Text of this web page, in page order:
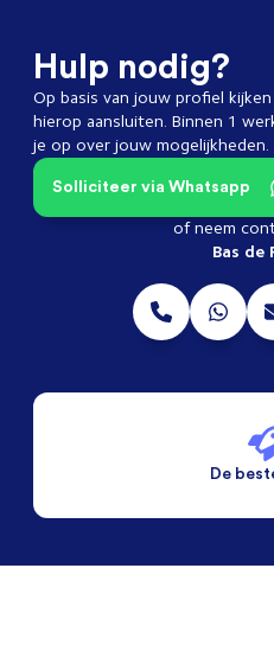
Hulp nodig?
Op basis van jouw profiel
hierop aansluiten. Binnen 1
je op over jouw mogelijkheden.
Solliciteer via Whatsapp
of neem
Bas de
De